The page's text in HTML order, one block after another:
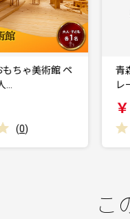
術館 ペ
青森カン
レー券
￥
こ